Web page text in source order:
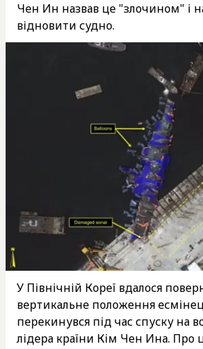
Чен Ин назвав це "злочином" і
відновити судно.
У Північній Кореї вдалося
вертикальне положення
перекинувся під час спуску на
лідера країни Кім Чен Ина. Про